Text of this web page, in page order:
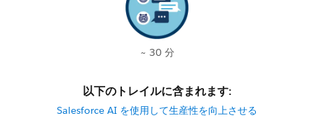
~ 30 分
以下のトレイルに含まれます:
Salesforce AI を使用して生産性を向上させる